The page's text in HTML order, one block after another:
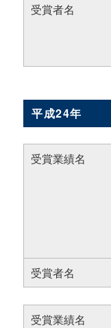
受賞者名
平成24年
受賞業績名
受賞者名
受賞業績名